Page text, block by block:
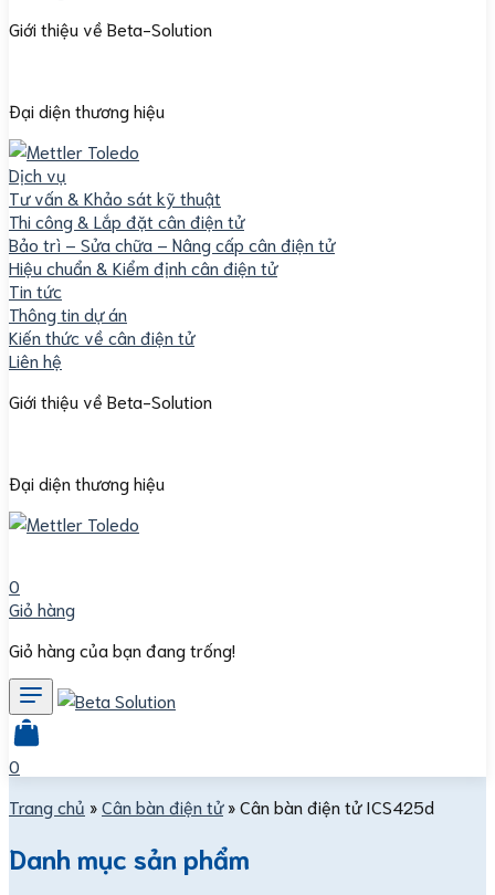
Giới thiệu về Beta-Solution
Đại diện thương hiệu
Dịch vụ
Tư vấn & Khảo sát kỹ thuật
Thi công & Lắp đặt cân điện tử
Bảo trì – Sửa chữa – Nâng cấp cân điện tử
Hiệu chuẩn & Kiểm định cân điện tử
Tin tức
Thông tin dự án
Kiến thức về cân điện tử
Liên hệ
Giới thiệu về Beta-Solution
Đại diện thương hiệu
0
Giỏ hàng
Giỏ hàng của bạn đang trống!
0
Trang chủ »Cân bàn điện tử»Cân bàn điện tử ICS425d
Danh mục sản phẩm